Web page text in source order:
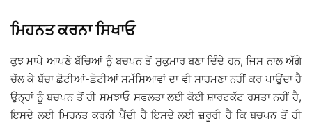
ਮਿਹਨਤ ਕਰਨਾ ਸਿਖਾਓ
ਕੁਝ ਮਾਪੇ ਆਪਣੇ ਬੱਚਿਆਂ ਨੂੰ ਬਚਪਨ ਤੋਂ ਸੁਕੁਮਾਰ ਬਣਾ ਦਿੰਦੇ ਹਨ, ਜਿਸ ਨਾਲ ਅੱਗੇ
ਚੱਲ ਕੇ ਬੱਚਾ ਛੋਟੀਆਂ-ਛੋਟੀਆਂ ਸਮੱਸਿਆਵਾਂ ਦਾ ਵੀ ਸਾਹਮਣਾ ਨਹੀਂ ਕਰ ਪਾਉਂਦਾ ਹੈ
ਉਨ੍ਹਾਂ ਨੂੰ ਬਚਪਨ ਤੋਂ ਹੀ ਸਮਝਾਓ ਸਫਲਤਾ ਲਈ ਕੋਈ ਸ਼ਾਰਟਕੱਟ ਰਸਤਾ ਨਹੀਂ ਹੈ,
ਇਸਦੇ ਲਈ ਮਿਹਨਤ ਕਰਨੀ ਪੈਂਦੀ ਹੈ ਇਸਦੇ ਲਈ ਜ਼ਰੂਰੀ ਹੈ ਕਿ ਬਚਪਨ ਤੋਂ ਹੀ